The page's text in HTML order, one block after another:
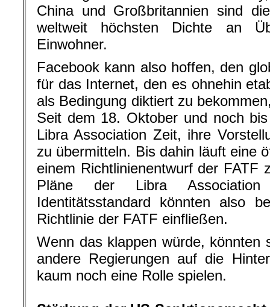
China und Großbritannien sind
weltweit höchsten Dichte an
Einwohner.
Facebook kann also hoffen, den
für das Internet, den es ohnehin
als Bedingung diktiert zu
Seit dem 18. Oktober und noch
Libra Association Zeit, ihre
zu übermitteln. Bis dahin läuft eine
einem Richtlinienentwurf der FATF
Pläne der Libra
Identitätsstandard könnten also
Richtlinie der FATF einfließen.
Wenn das klappen würde, könnten
andere Regierungen auf die
kaum noch eine Rolle spielen.